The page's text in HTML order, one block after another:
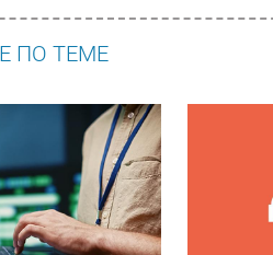
ПО ТЕМЕ